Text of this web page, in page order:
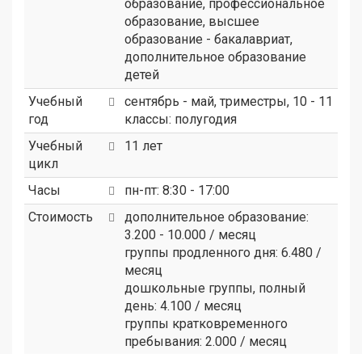
образование, профессиональное
образование, высшее
образование - бакалавриат,
дополнительное образование
детей
Учебный
год
сентябрь - май, триместры, 10 - 11
классы: полугодия
Учебный
цикл
11 лет
Часы
пн-пт: 8:30 - 17:00
Стоимость
дополнительное образование:
3.200 - 10.000 / месяц
группы продленного дня: 6.480 /
месяц
дошкольные группы, полный
день: 4.100 / месяц
группы кратковременного
пребывания: 2.000 / месяц